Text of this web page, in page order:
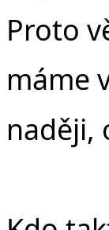
Proto
máme
naději,